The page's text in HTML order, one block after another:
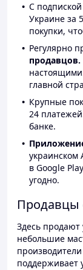
С
Украине за
покупки,
Регулярно
продавцов.
главной
Крупные
24
банке.
украинском
в Google
угодно.
Продавцы
Здесь
небольшие
поддерживает